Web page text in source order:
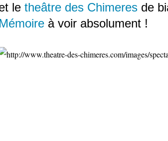
le theâtre des Chimeres de
Mémoire à voir absolument !